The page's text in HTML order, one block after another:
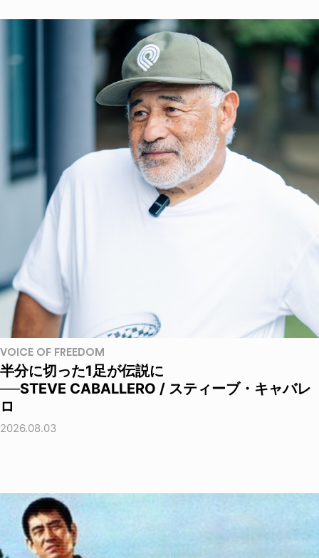
VOICE OF FREEDOM
半分に切った1足が伝説に
──STEVE CABALLERO / スティーブ・キャバレ
ロ
2026.08.03